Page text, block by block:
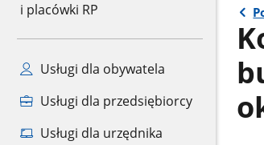
i placówki RP
Usługi dla obywatela
Usługi dla przedsiębiorcy
Usługi dla urzędnika